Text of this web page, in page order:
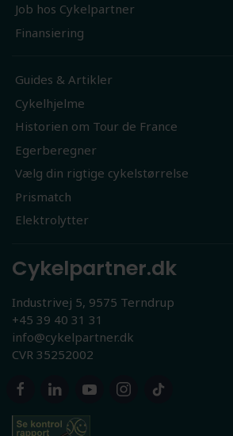
Job hos Cykelpartner
Finansiering
Guides & Artikler
Cykelhjelme
Historien om Tour de France
Egerberegner
Vælg din rigtige cykelstørrelse
Prismatch
Elektrolytter
Cykelpartner.dk
Industrivej 5, 9575 Terndrup
+45 39 40 31 31
info@cykelpartner.dk
CVR 35252002